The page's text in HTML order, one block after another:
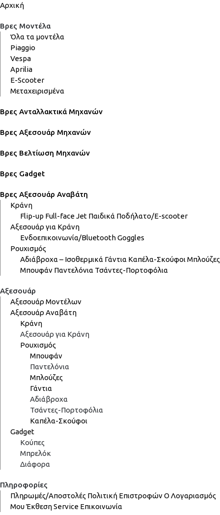
Αρχική
Βρες Μοντέλα
Όλα τα μοντέλα
Piaggio
Vespa
Aprilia
E-Scooter
Μεταχειρισμένα
Βρες Ανταλλακτικά Μηχανών
Βρες Αξεσουάρ Μηχανών
Βρες Βελτίωση Μηχανών
Βρες Gadget
Βρες Αξεσουάρ Αναβάτη
Κράνη
Flip-up Full-faceJet Παιδικά Ποδήλατο/E-scooter
Αξεσουάρ για Κράνη
Ενδοεπικοινωνία/BluetoothGoggles
Ρουχισμός
Αδιάβροχα – Ισοθερμικά Γάντια Καπέλα-Σκούφοι Μπλούζες
Μπουφάν Παντελόνια Τσάντες-Πορτοφόλια
Αξεσουάρ
Αξεσουάρ Μοντέλων
Αξεσουάρ Αναβάτη
Κράνη
Αξεσουάρ για Κράνη
Ρουχισμός
Μπουφάν
Παντελόνια
Μπλούζες
Γάντια
Αδιάβροχα
Τσάντες-Πορτοφόλια
Καπέλα-Σκούφοι
Gadget
Κούπες
Μπρελόκ
Διάφορα
Πληροφορίες
Πληρωμές/Αποστολές Πολιτική ΕπιστροφώνΟ Λογαριασμός
ΜουΈκθεσηService Επικοινωνία